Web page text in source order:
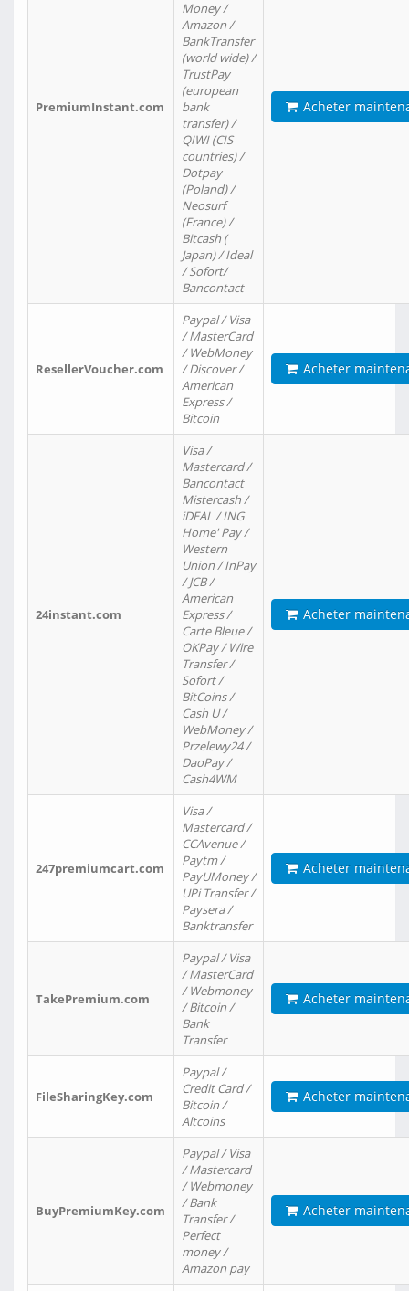
PremiumInstant.com
Money /
Amazon /
BankTransfer
(world wide) /
TrustPay
(european
bank
transfer) /
QIWI (CIS
countries) /
Dotpay
(Poland) /
Neosurf
(France) /
Bitcash (
Japan) / Ideal
/ Sofort/
Bancontact
Acheter
ResellerVoucher.com
Paypal / Visa
/ MasterCard
/ WebMoney
/ Discover /
American
Express /
Bitcoin
Acheter
24instant.com
Visa /
Mastercard /
Bancontact
Mistercash /
iDEAL / ING
Home' Pay /
Western
Union / InPay
/ JCB /
American
Express /
Carte Bleue /
OKPay / Wire
Transfer /
Sofort /
BitCoins /
Cash U /
WebMoney /
Przelewy24 /
DaoPay /
Cash4WM
Acheter
247premiumcart.com
Visa /
Mastercard /
CCAvenue /
Paytm /
PayUMoney /
UPi Transfer /
Paysera /
Banktransfer
Acheter
TakePremium.com
Paypal / Visa
/ MasterCard
/ Webmoney
/ Bitcoin /
Bank
Transfer
Acheter
FileSharingKey.com
Paypal /
Credit Card /
Bitcoin /
Altcoins
Acheter
BuyPremiumKey.com
Paypal / Visa
/ Mastercard
/ Webmoney
/ Bank
Transfer /
Perfect
money /
Amazon pay
Acheter